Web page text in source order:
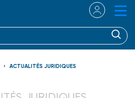
ACTUALITÉS JURIDIQUES